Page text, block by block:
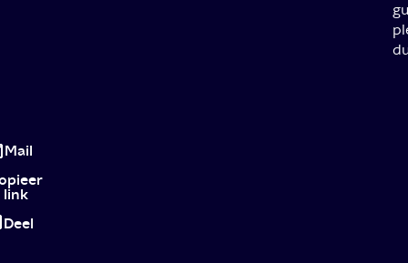
Accountant
Mail
link
Deel